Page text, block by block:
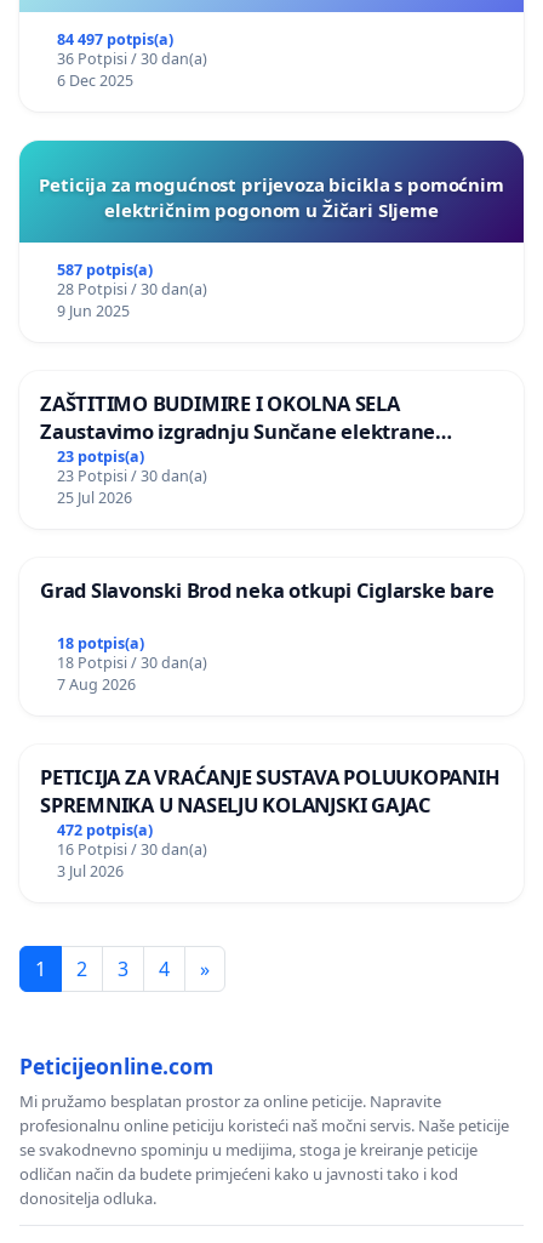
84 497 potpis(a)
36 Potpisi / 30 dan(a)
6 Dec 2025
Peticija za mogućnost prijevoza bicikla s pomoćnim
električnim pogonom u Žičari Sljeme
587 potpis(a)
28 Potpisi / 30 dan(a)
9 Jun 2025
ZAŠTITIMO BUDIMIRE I OKOLNA SELA
Zaustavimo izgradnju Sunčane elektrane
Vedrine na području Ugljana
23 potpis(a)
23 Potpisi / 30 dan(a)
25 Jul 2026
Grad Slavonski Brod neka otkupi Ciglarske bare
18 potpis(a)
18 Potpisi / 30 dan(a)
7 Aug 2026
PETICIJA ZA VRAĆANJE SUSTAVA POLUUKOPANIH
SPREMNIKA U NASELJU KOLANJSKI GAJAC
472 potpis(a)
16 Potpisi / 30 dan(a)
3 Jul 2026
1 2 3 4 »
Peticijeonline.com
Mi pružamo besplatan prostor za online peticije. Napravite
profesionalnu online peticiju koristeći naš močni servis. Naše peticije
se svakodnevno spominju u medijima, stoga je kreiranje peticije
odličan način da budete primjećeni kako u javnosti tako i kod
donositelja odluka.